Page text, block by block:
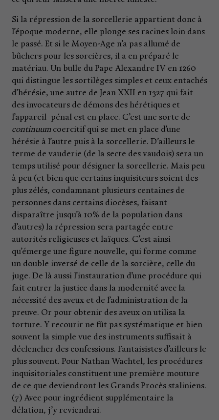
Si la répression de la sorcellerie appartient donc à
l’époque moderne, elle plonge ses racines loin dans
le passé. Et si le Moyen-Age n’a pas allumé de
bûchers pour les sorcières, il a en préparé le
matériau. Un bulle du Pape Alexandre IV en 1260
qui distingue les sortilèges simples et ceux entachés
d’hérésie, une autre de Jean XXII en 1327 qui fait
des invocateurs de démons des hérétiques et
l’appareil pénal est en place. C’est une sorte de
continuumcoercitif qui se met en place d’une
hérésie à l’autre puis à la sorcellerie. D’ailleurs le
terme de vauderie (de la secte des vaudois) sera un
temps utilisé pour désigner la sorcellerie. Mais peu
à peu (et bien que certains inquisiteurs soient des
plus zélés, condamnant plusieurs centaines de
personnes dans certains diocèses, faisant
disparaître jusqu’à 10% de la population dans
d’autres) la répression sera partagée entre
autorités religieuses et laïques. C’est ainsi
qu’émerge une figure nouvelle, qui forme comme
un double inversé de celle de la sorcière, celle du
juge. De là aussi l’instauration d’une procédure qui
fait entrer la justice dans la modernité avec la
nécessité des aveux et de l’administration de la
preuve. Or pour obtenir des aveux on utilisa la
torture. Y recourir ne fût pas systématique et bien
souvent la simple vue des instruments suffisait à
déclencher des confessions. Fantaisistes d’ailleurs le
plus souvent. Pour Nathan Wachtel, les procédures
inquisitoriales constituent une première mouture
de ce que deviendront les Grands Procès staliniens.
(7) Avec pour ingrédient supplémentaire la
délation, j’y reviendrai.